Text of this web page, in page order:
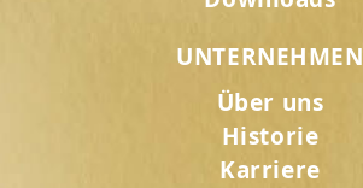
UNTERNEHMEN
Über uns
Historie
Karriere